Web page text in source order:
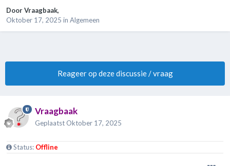
DoorVraagbaak,
Oktober 17, 2025 in Algemeen
Reageer op deze discussie / vraag
Vraagbaak
Geplaatst Oktober 17, 2025
Status: Offline